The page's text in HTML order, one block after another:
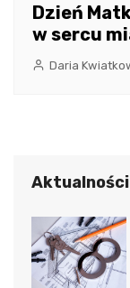
Dzień
w sercu
Daria
Aktualności